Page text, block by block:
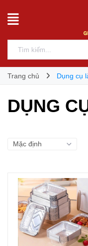
Trang chủ Dụng cụ
DỤNG